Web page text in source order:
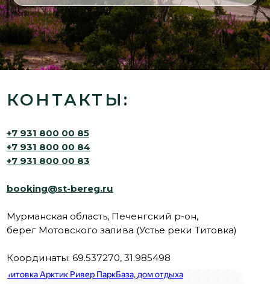
данные, размещены на сайте с
разрешением, условий запрета не
ИНН 5190080410 | КПП 510901001
Путешествия
Зимние
Весенние
Летние
Осенние
Снегоходы
Морские приключения
Рыбалка
Квадроциклы
Гастрономия
Ресторан
Баня
Проживание